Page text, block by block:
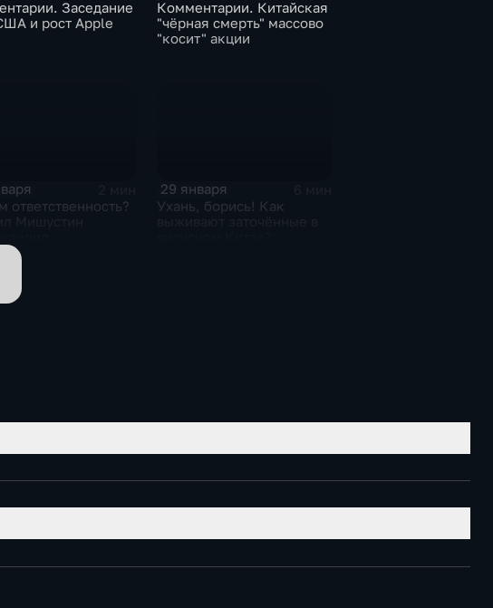
Заседание
и рост Apple
Комментарии. Китайская
"чёрная смерть" массово
"косит" акции
ответственность?
вице-
29 января
Ухань, борись! Как